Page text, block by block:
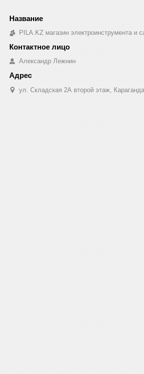
PILA.KZ магазин электроинструмента и
Александр Лежнин
ул. Складская 2А второй этаж,